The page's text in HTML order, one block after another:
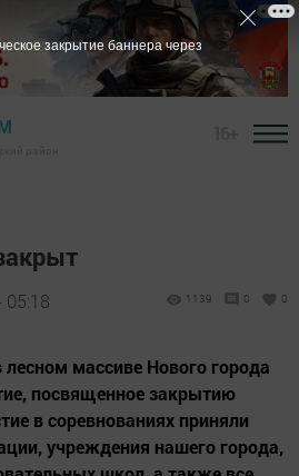
05:18 1139 0 0
массиве Нового города
посвященное закрытию
в соревнованиях приняли
учреждения нашего города,
закрытие баннера через